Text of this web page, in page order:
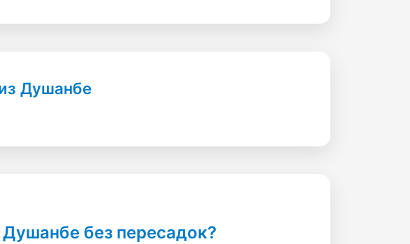
Душанбе
без пересадок?